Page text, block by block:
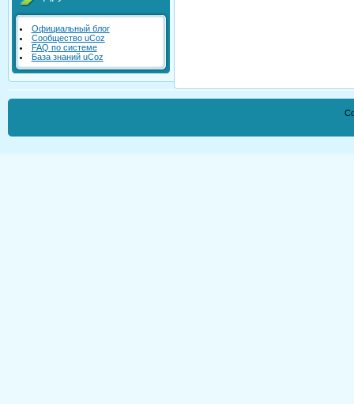
Официальный блог
Сообщество uCoz
FAQ по системе
База знаний uCoz